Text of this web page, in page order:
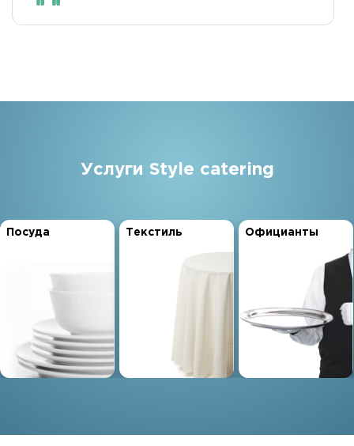
Услуги Style catering
Посуда Текстиль Официанты